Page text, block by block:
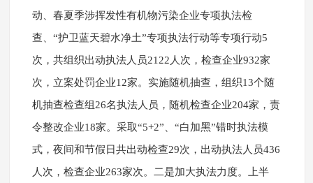
动、春夏季涉挥发性有机物污染企业专项执法检
查、“护卫蓝天碧水净土”专项执法行动等专项行动5
次，共组织出动执法人员2122人次，检查企业932家
次，立案处罚企业12家。实施随机抽查，组织13个随
机抽查检查组26名执法人员，随机检查企业204家，责
令整改企业18家。采取“5+2”、“白加黑”错时执法模
式，夜间和节假日共出动检查29次，出动执法人员436
人次，检查企业263家次。二是加大执法力度。上半